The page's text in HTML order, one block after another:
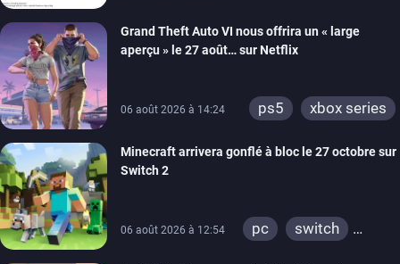
Grand Theft Auto VI nous offrira un « large
aperçu » le 27 août… sur Netflix
06 août 2026 à 14:24 ps5 xbox series
Minecraft arrivera gonflé à bloc le 27 octobre sur
Switch 2
06 août 2026 à 12:54 pc
switch